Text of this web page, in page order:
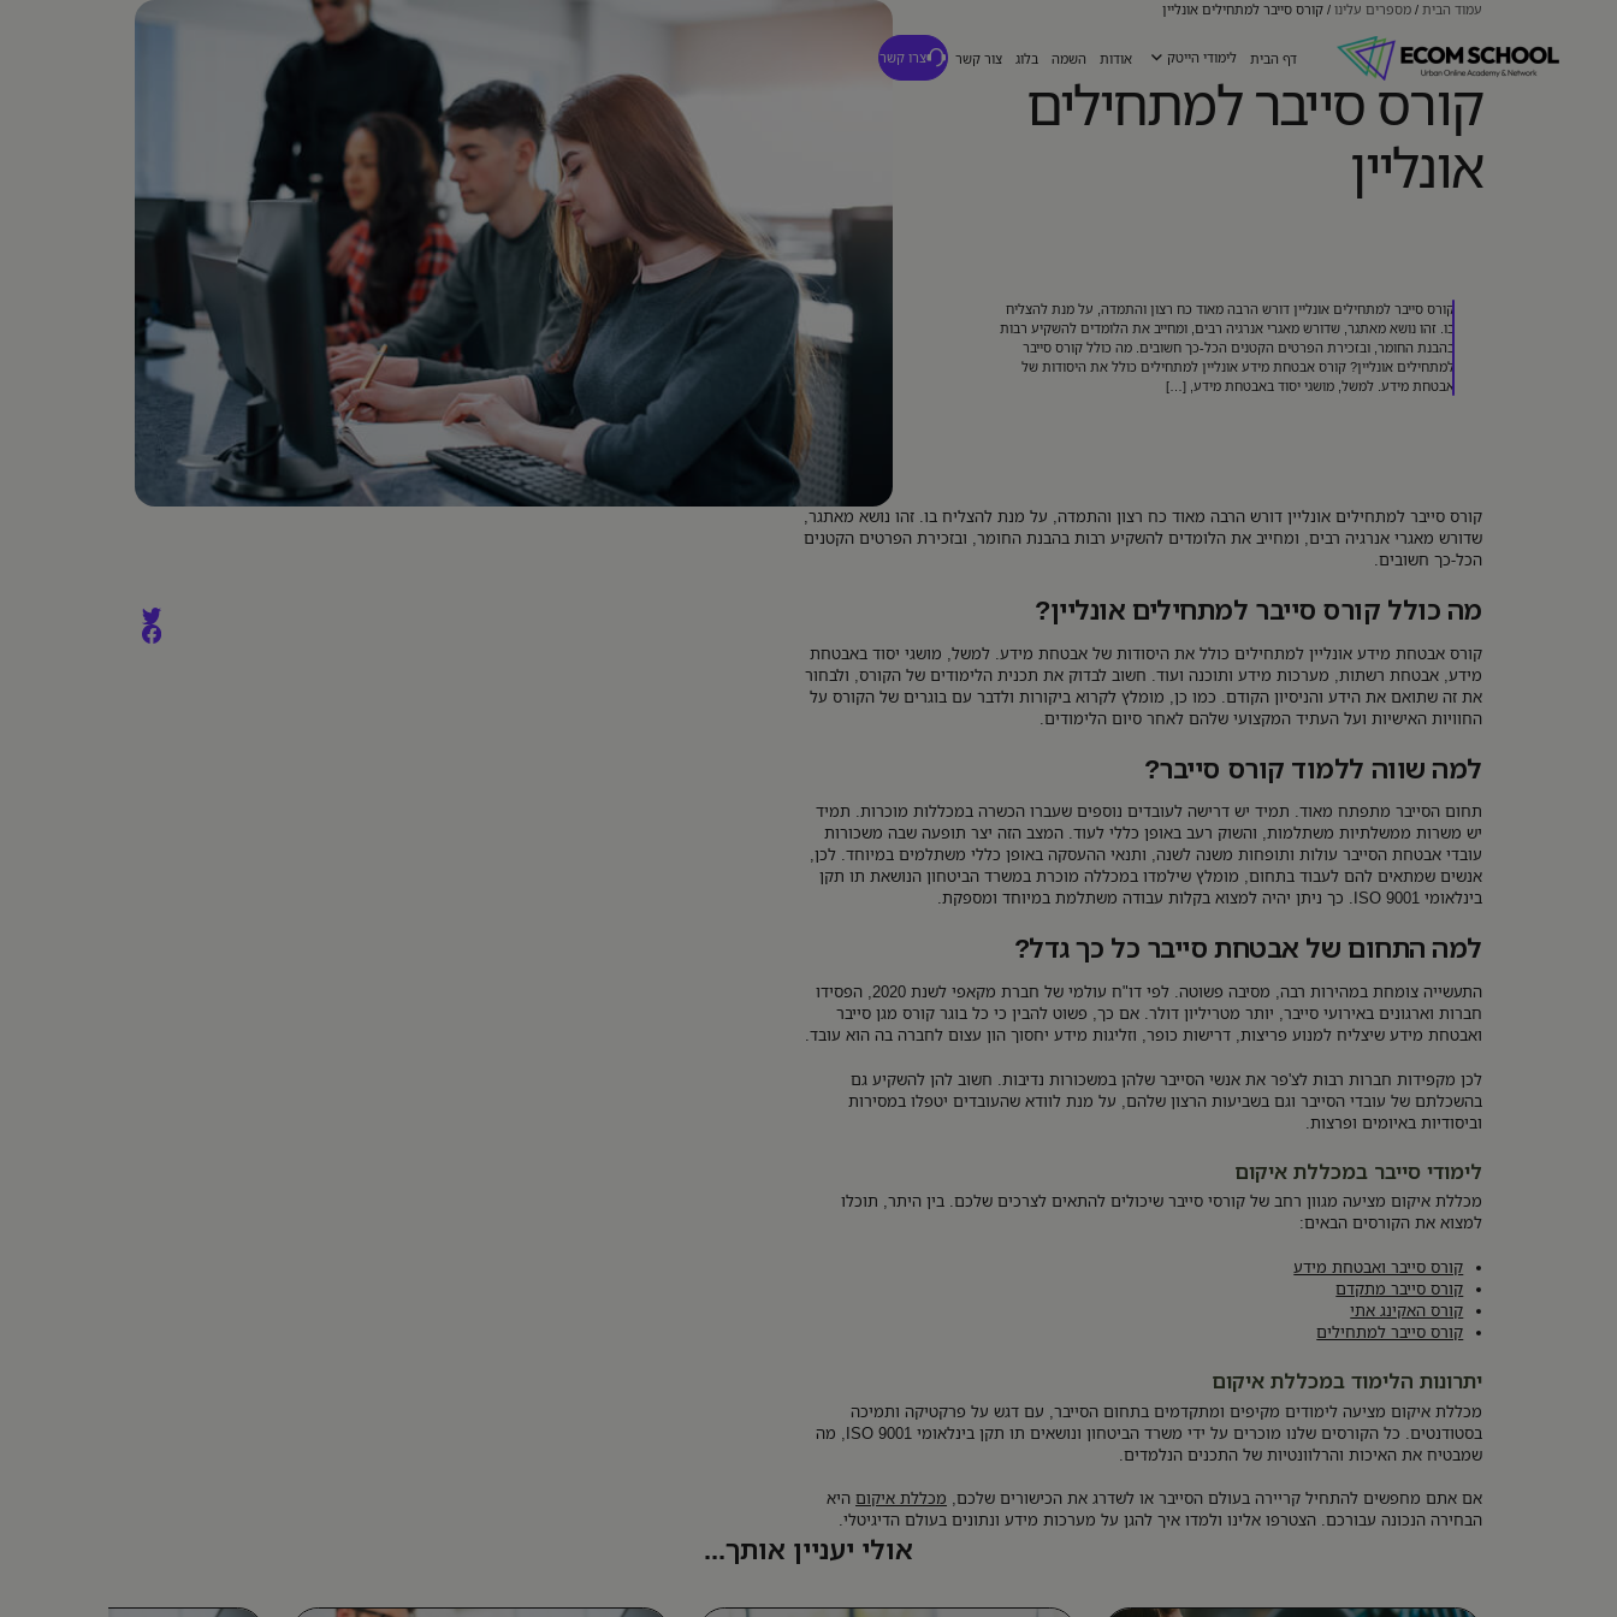
צרו קשר דף הבית לימודי הייטק אודות השמה בלוג צור קשר
עמוד הבית/ מספרים עלינו/ קורס סייבר למתחילים אונליין
קורס סייבר למתחילים
אונליין
קורס סייבר למתחילים אונליין דורש הרבה מאוד כח רצון והתמדה, על מנת להצליח
בו. זהו נושא מאתגר, שדורש מאגרי אנרגיה רבים, ומחייב את הלומדים להשקיע רבות
בהבנת החומר, ובזכירת הפרטים הקטנים הכל-כך חשובים. מה כולל קורס סייבר
למתחילים אונליין? קורס אבטחת מידע אונליין למתחילים כולל את היסודות של
אבטחת מידע. למשל, מושגי יסוד באבטחת מידע, […]
קורס סייבר למתחילים אונליין דורש הרבה מאוד כח רצון והתמדה, על מנת להצליח בו. זהו נושא מאתגר,
שדורש מאגרי אנרגיה רבים, ומחייב את הלומדים להשקיע רבות בהבנת החומר, ובזכירת הפרטים הקטנים
הכל-כך חשובים.
מה כולל קורס סייבר למתחילים אונליין?
קורס אבטחת מידע אונליין למתחילים כולל את היסודות של אבטחת מידע. למשל, מושגי יסוד באבטחת
מידע, אבטחת רשתות, מערכות מידע ותוכנה ועוד. חשוב לבדוק את תכנית הלימודים של הקורס, ולבחור
את זה שתואם את הידע והניסיון הקודם. כמו כן, מומלץ לקרוא ביקורות ולדבר עם בוגרים של הקורס על
החוויות האישיות ועל העתיד המקצועי שלהם לאחר סיום הלימודים.
למה שווה ללמוד קורס סייבר?
תחום הסייבר מתפתח מאוד. תמיד יש דרישה לעובדים נוספים שעברו הכשרה במכללות מוכרות. תמיד
יש משרות ממשלתיות משתלמות, והשוק רעב באופן כללי לעוד. המצב הזה יצר תופעה שבה משכורות
עובדי אבטחת הסייבר עולות ותופחות משנה לשנה, ותנאי ההעסקה באופן כללי משתלמים במיוחד. לכן,
אנשים שמתאים להם לעבוד בתחום, מומלץ שילמדו במכללה מוכרת במשרד הביטחון הנושאת תו תקן
בינלאומי ISO 9001. כך ניתן יהיה למצוא בקלות עבודה משתלמת במיוחד ומספקת.
למה התחום של אבטחת סייבר כל כך גדל?
התעשייה צומחת במהירות רבה, מסיבה פשוטה. לפי דו"ח עולמי של חברת מקאפי לשנת 2020, הפסידו
חברות וארגונים באירועי סייבר, יותר מטריליון דולר. אם כך, פשוט להבין כי כל בוגר קורס מגן סייבר
ואבטחת מידע שיצליח למנוע פריצות, דרישות כופר, וזליגות מידע יחסוך הון עצום לחברה בה הוא עובד.
לכן מקפידות חברות רבות לצ'פר את אנשי הסייבר שלהן במשכורות נדיבות. חשוב להן להשקיע גם
בהשכלתם של עובדי הסייבר וגם בשביעות הרצון שלהם, על מנת לוודא שהעובדים יטפלו במסירות
וביסודיות באיומים ופרצות.
לימודי סייבר במכללת איקום
מכללת איקום מציעה מגוון רחב של קורסי סייבר שיכולים להתאים לצרכים שלכם. בין היתר, תוכלו
למצוא את הקורסים הבאים:
קורס סייבר ואבטחת מידע
קורס סייבר מתקדם
קורס האקינג אתי
קורס סייבר למתחילים
יתרונות הלימוד במכללת איקום
מכללת איקום מציעה לימודים מקיפים ומתקדמים בתחום הסייבר, עם דגש על פרקטיקה ותמיכה
בסטודנטים. כל הקורסים שלנו מוכרים על ידי משרד הביטחון ונושאים תו תקן בינלאומי ISO 9001, מה
שמבטיח את האיכות והרלוונטיות של התכנים הנלמדים.
אם אתם מחפשים להתחיל קריירה בעולם הסייבר או לשדרג את הכישורים שלכם, מכללת איקוםהיא
הבחירה הנכונה עבורכם. הצטרפו אלינו ולמדו איך להגן על מערכות מידע ונתונים בעולם הדיגיטלי.
אולי יעניין אותך...